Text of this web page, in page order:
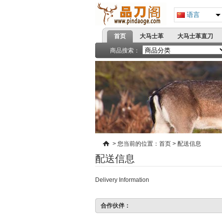
语言
首页 大马士革
大马士革直刀
高端刀具
精品小刀系列
战术折刀
蝴蝶甩
飞镖拳套
爪刀手刺
商品搜索：
> 您当前的位置： 首页 > 配送信息
配送信息
Delivery Information
合作伙伴：